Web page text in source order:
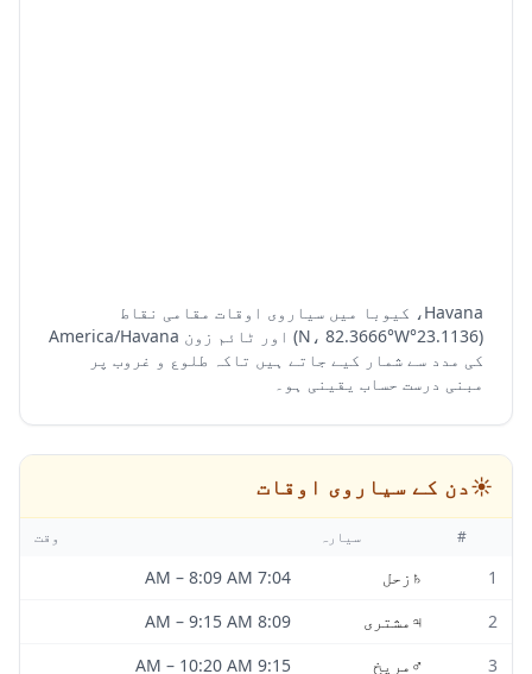
Havana، کیوبا میں سیاروی اوقات مقامی نقاط
(23.1136°N، 82.3666°W) اور ٹائم زون America/Havana
کی مدد سے شمار کیے جاتے ہیں تاکہ طلوع و غروب پر
مبنی درست حساب یقینی ہو۔
☀️دن کے سیاروی اوقات
# سیارہ وقت
1
♄ زحل 7:04 AM
– 8:09 AM
2
♃ مشتری 8:09 AM
– 9:15 AM
3
♂ مریخ 9:15 AM
– 10:20 AM